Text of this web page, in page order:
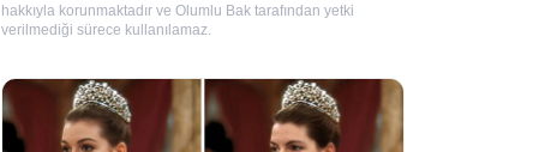
hakkıyla korunmaktadır ve Olumlu Bak tarafından yetki
verilmediği sürece kullanılamaz.